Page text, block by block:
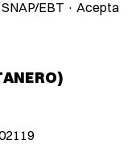
EBT · Acepta